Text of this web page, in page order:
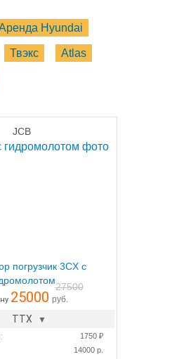
Hyundai
Твэкс Atlas
JCB
погрузчик 3CX с
27500
25000 руб.
ТТХ
1750 ₽
14000 р.